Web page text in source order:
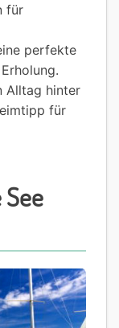
für
perfekte
Alltag hinter
für